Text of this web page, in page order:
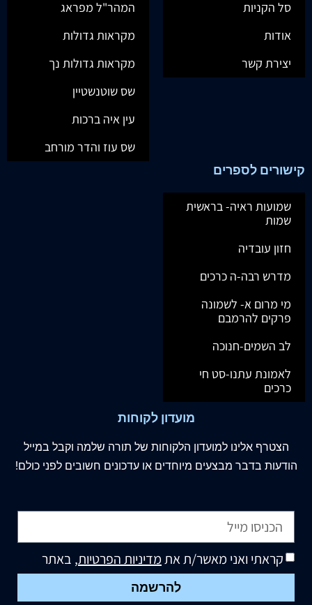
סל הקניות
אודות
יצירת קשר
המהר"ל מפראג
מקראות גדולות
מקראות גדולות נך
שס שוטנשטיין
עין איה ברכות
שס עוז והדר מורחב
קישורים לספרים
שמועות ראיה- בראשית
שמות
חזון עובדיה
מדרש רבה-ה כרכים
מי מרום א- לשמונה
פרקים להרמבם
לב השמים-חנוכה
לאמונת עתנו-סט חי
כרכים
מועדון לקוחות
הצטרף אלינו למועדון הלקוחות של תורה שלמה וקבל במייל
הודעות בדבר מבצעים מיוחדים או עדכונים חשובים לפני כולם!
קראתי ואני מאשר/ת אתמדיניות הפרטיות, באתר
להרשמה